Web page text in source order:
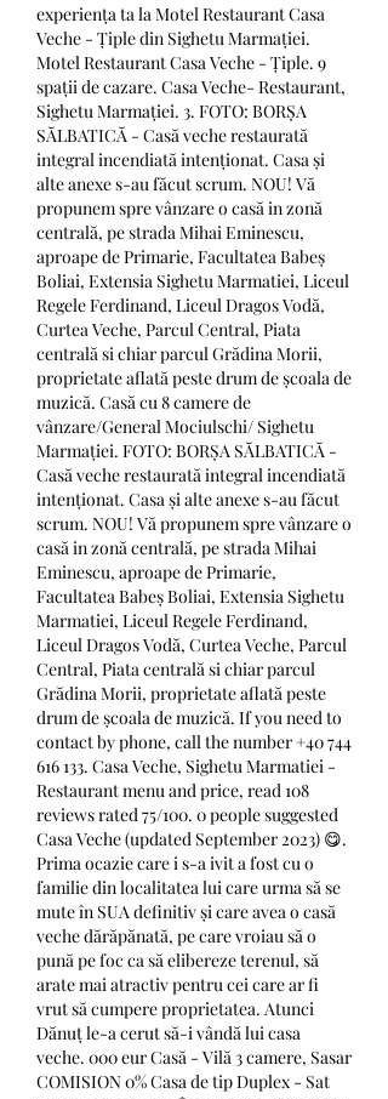
experiența ta la Motel Restaurant Casa
Veche - Țiple din Sighetu Marmației.
Motel Restaurant Casa Veche - Țiple. 9
spații de cazare. Casa Veche- Restaurant,
Sighetu Marmației. 3. FOTO: BORȘA
SĂLBATICĂ - Casă veche restaurată
integral incendiată intenționat. Casa și
alte anexe s-au făcut scrum. NOU! Vă
propunem spre vânzare o casă in zonă
centrală, pe strada Mihai Eminescu,
aproape de Primarie, Facultatea Babeș
Boliai, Extensia Sighetu Marmatiei, Liceul
Regele Ferdinand, Liceul Dragos Vodă,
Curtea Veche, Parcul Central, Piata
centrală si chiar parcul Grădina Morii,
proprietate aflată peste drum de școala de
muzică. Casă cu 8 camere de
vânzare/General Mociulschi/ Sighetu
Marmației. FOTO: BORȘA SĂLBATICĂ -
Casă veche restaurată integral incendiată
intenționat. Casa și alte anexe s-au făcut
scrum. NOU! Vă propunem spre vânzare o
casă in zonă centrală, pe strada Mihai
Eminescu, aproape de Primarie,
Facultatea Babeș Boliai, Extensia Sighetu
Marmatiei, Liceul Regele Ferdinand,
Liceul Dragos Vodă, Curtea Veche, Parcul
Central, Piata centrală si chiar parcul
Grădina Morii, proprietate aflată peste
drum de școala de muzică. If you need to
contact by phone, call the number +40 744
616 133. Casa Veche, Sighetu Marmatiei -
Restaurant menu and price, read 108
reviews rated 75/100. 0 people suggested
Casa Veche (updated September 2023) 😋.
Prima ocazie care i s-a ivit a fost cu o
familie din localitatea lui care urma să se
mute în SUA definitiv și care avea o casă
veche dărăpănată, pe care vroiau să o
pună pe foc ca să elibereze terenul, să
arate mai atractiv pentru cei care ar fi
vrut să cumpere proprietatea. Atunci
Dănuț le-a cerut să-i vândă lui casa
veche. 000 eur Casă - Vilă 3 camere, Sasar
COMISION 0% Casa de tip Duplex - Sat